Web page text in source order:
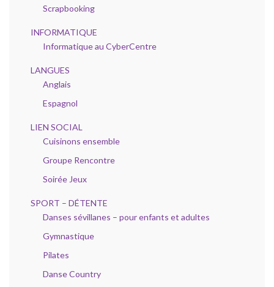
Scrapbooking
INFORMATIQUE
Informatique au CyberCentre
LANGUES
Anglais
Espagnol
LIEN SOCIAL
Cuisinons ensemble
Groupe Rencontre
Soirée Jeux
SPORT – DÉTENTE
Danses sévillanes – pour enfants et adultes
Gymnastique
Pilates
Danse Country